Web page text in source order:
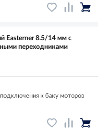
Easterner 8.5/14 мм с
переходниками
к баку моторов